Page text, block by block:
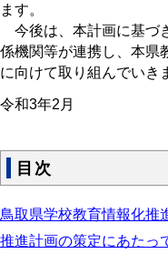
ます。
今後は、本計画に基づ
係機関等が連携し、本県
に向けて取り組んでいき
令和3年2月
目次
鳥取県学校教育情報化推
推進計画の策定にあたっ